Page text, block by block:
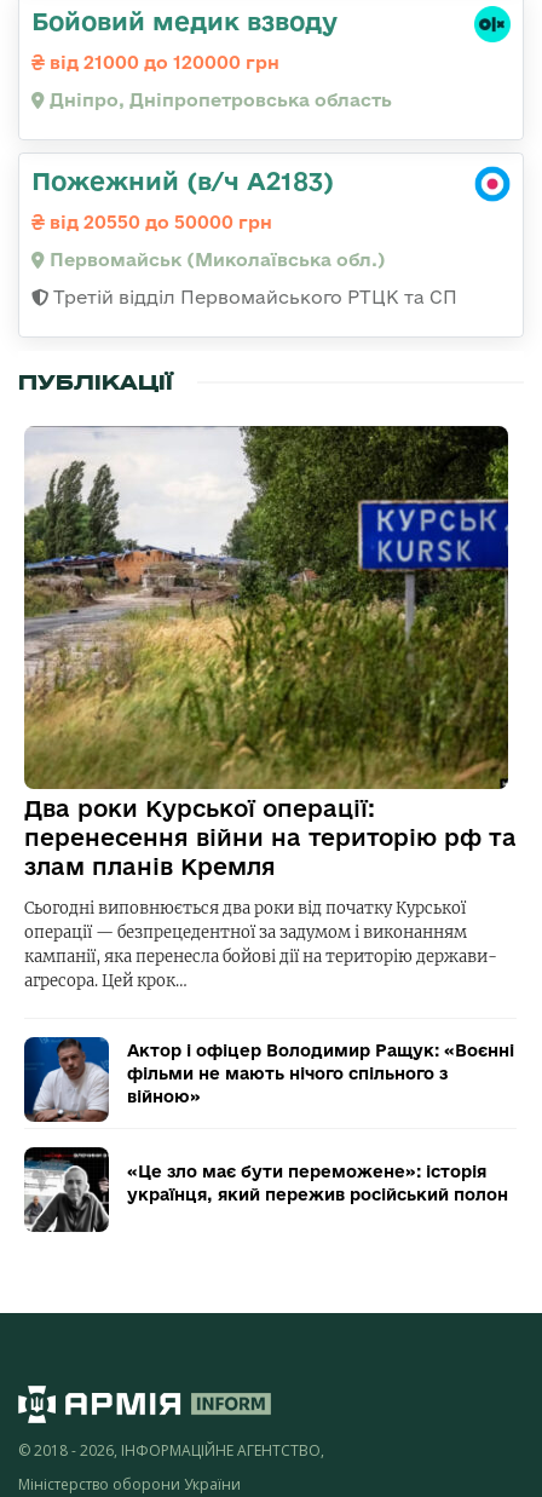
Бойовий медик взводу
від 21000 до 120000 грн
Дніпро, Дніпропетровська область
Пожежний (в/ч А2183)
від 20550 до 50000 грн
Первомайськ (Миколаївська обл.)
Третій відділ Первомайського РТЦК та СП
ПУБЛІКАЦІЇ
Два роки Курської операції:
перенесення війни на територію рф та
злам планів Кремля
Сьогодні виповнюється два роки від початку Курської
операції — безпрецедентної за задумом і виконанням
кампанії, яка перенесла бойові дії на територію держави-
агресора. Цей крок…
Актор і офіцер Володимир Ращук: «Воєнні
фільми не мають нічого спільного з
війною»
«Це зло має бути переможене»: історія
українця, який пережив російський полон
© 2018 - 2026, ІНФОРМАЦІЙНЕ АГЕНТСТВО,
Міністерство оборони України